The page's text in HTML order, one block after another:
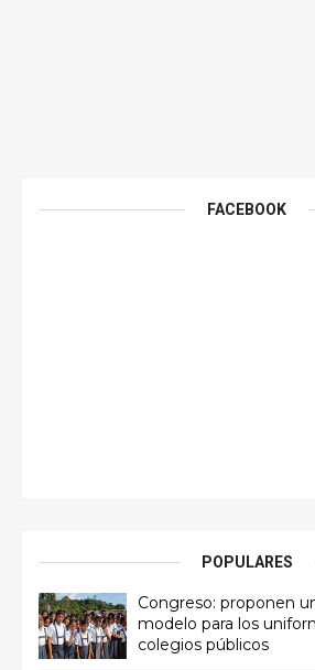
FACEBOOK
POPULARES
Congreso: proponen
modelo para los
colegios públicos